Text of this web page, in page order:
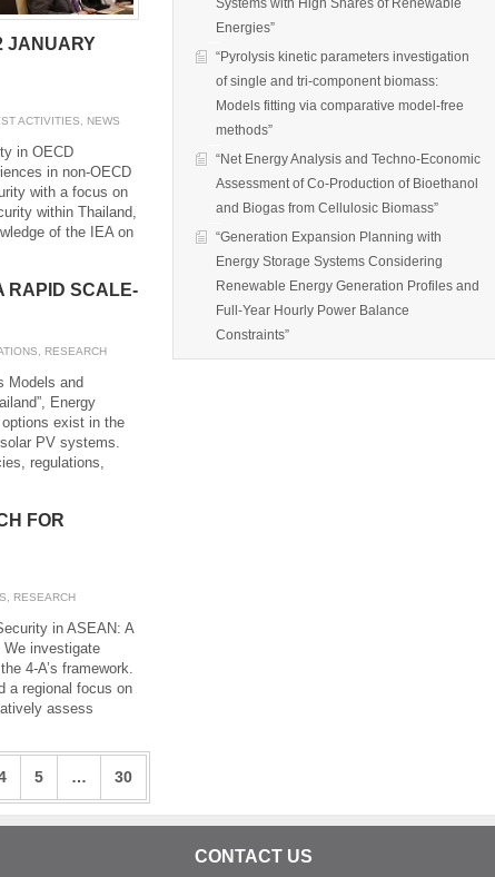
JANUARY
ACTIVITIES, NEWS
in OECD
in non-OECD
with a focus on
within Thailand,
of the IEA on
RAPID SCALE-
, RESEARCH
Models and
Energy
exist in the
PV systems.
regulations,
FOR
, RESEARCH
in ASEAN: A
We investigate
4-A’s framework.
a regional focus on
assess
5 … 30
Systems with High Shares of Renewable
Energies”
“Pyrolysis kinetic parameters investigation
of single and tri-component biomass:
Models fitting via comparative model-free
methods”
“Net Energy Analysis and Techno-Economic
Assessment of Co-Production of Bioethanol
and Biogas from Cellulosic Biomass”
“Generation Expansion Planning with
Energy Storage Systems Considering
Renewable Energy Generation Profiles and
Full-Year Hourly Power Balance
Constraints”
CONTACT US